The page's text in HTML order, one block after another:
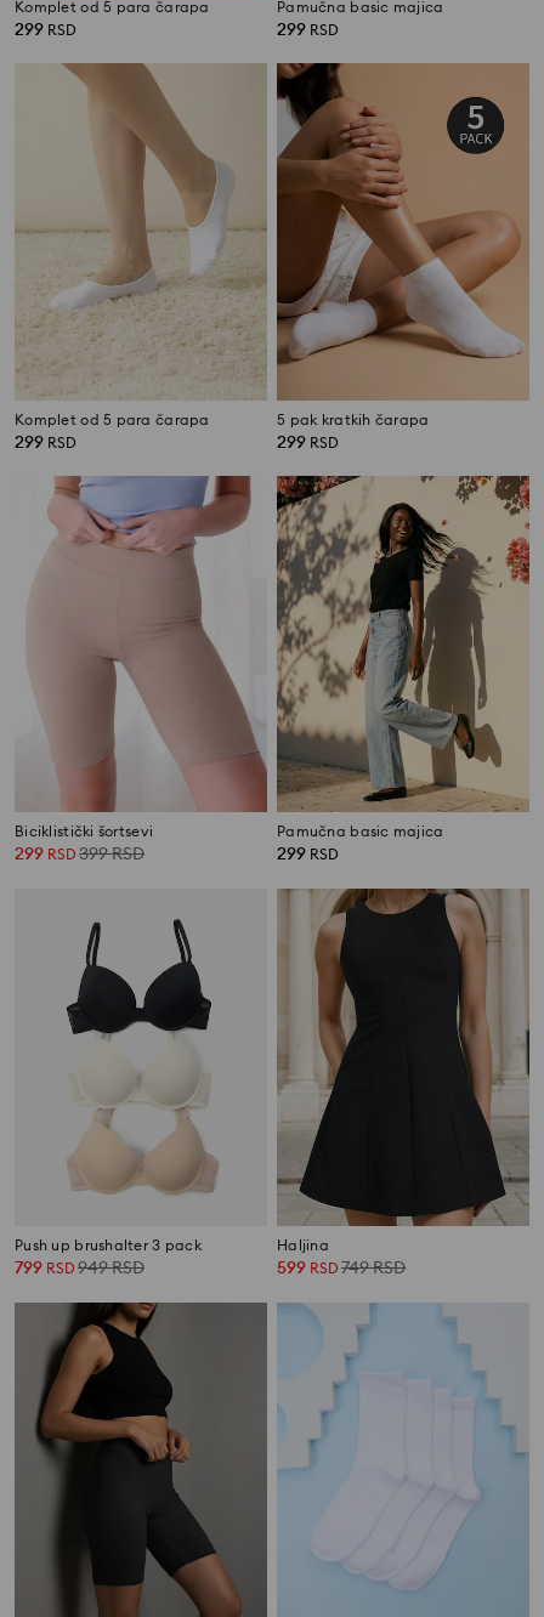
Komplet od 5 para čarapa
299 RSD
Pamučna basic majica
299 RSD
Komplet od 5 para čarapa
299 RSD
5 pak kratkih čarapa
299 RSD
Biciklistički šortsevi
299 RSD 399RSD
Pamučna basic majica
299 RSD
Push up brushalter 3 pack
799 RSD 949RSD
Haljina
599 RSD 749RSD